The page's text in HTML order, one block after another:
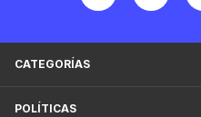
CATEGORÍAS
POLÍTICAS